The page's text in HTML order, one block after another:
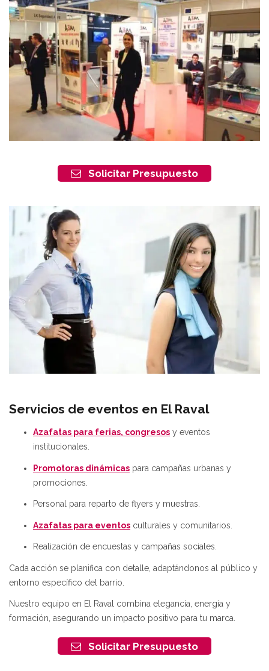
Solicitar Presupuesto
Servicios de eventos en El Raval
Azafatas para ferias, congresos y eventos
institucionales.
Promotoras dinámicas para campañas urbanas y
promociones.
Personal para reparto de flyers y muestras.
Azafatas para eventos culturales y comunitarios.
Realización de encuestas y campañas sociales.
Cada acción se planifica con detalle, adaptándonos al público y
entorno específico del barrio.
Nuestro equipo en El Raval combina elegancia, energía y
formación, asegurando un impacto positivo para tu marca.
Solicitar Presupuesto